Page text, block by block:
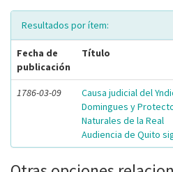
Resultados por ítem:
Fecha de
publicación
Título
1786-03-09
Causa judicial del
Domingues y
Naturales de la Real
Audiencia de Quito